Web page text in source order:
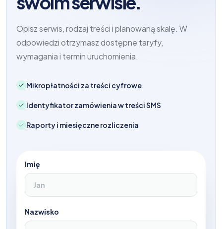
Opisz serwis, rodzaj treści i planowaną skalę. W
odpowiedzi otrzymasz dostępne taryfy,
wymagania i termin uruchomienia.
Mikropłatności za treści cyfrowe
Identyfikator zamówienia w treści SMS
Raporty i miesięczne rozliczenia
Imię
Nazwisko